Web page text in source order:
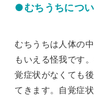
●むちうちにつ
むちうちは人体の
もいえる怪我です
覚症状がなくても
てきます。自覚症